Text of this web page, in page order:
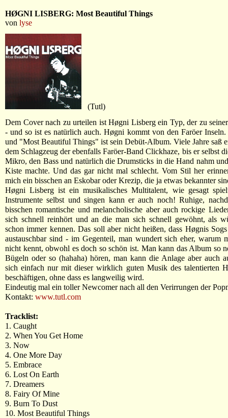
HØGNI LISBERG: Most Beautiful Things
von lyse
(Tutl)
Dem Cover nach zu urteilen ist Høgni Lisberg ein Typ, der zu
- und so ist es natürlich auch. Høgni kommt von den Faröer
und "Most Beautiful Things" ist sein Debüt-Album. Viele Jahre saß
dem Schlagzeug der ebenfalls Faröer-Band Clickhaze, bis er selbst
Mikro, den Bass und natürlich die Drumsticks in die Hand nahm
Kiste machte. Und das gar nicht mal schlecht. Vom Stil her
mich ein bisschen an Eskobar oder Krezip, die ja etwas bekannter
Høgni Lisberg ist ein musikalisches Multitalent, wie gesagt
Instrumente selbst und singen kann er auch noch! Ruhige,
bisschen romantische und melancholische aber auch rockige
sich schnell reinhört und an die man sich schnell gewöhnt, als
schon immer kennen. Das soll aber nicht heißen, dass Høgnis
austauschbar sind - im Gegenteil, man wundert sich eher, warum
nicht kennt, obwohl es doch so schön ist. Man kann das Album so
Bügeln oder so (hahaha) hören, man kann die Anlage aber auch
sich einfach nur mit dieser wirklich guten Musik des talentierten
beschäftigen, ohne dass es langweilig wird.
Eindeutig mal ein toller Newcomer nach all den Verirrungen der
Kontakt: www.tutl.com
Tracklist:
1. Caught
2. When You Get Home
3. Now
4. One More Day
5. Embrace
6. Lost On Earth
7. Dreamers
8. Fairy Of Mine
9. Burn To Dust
10. Most Beautiful Things